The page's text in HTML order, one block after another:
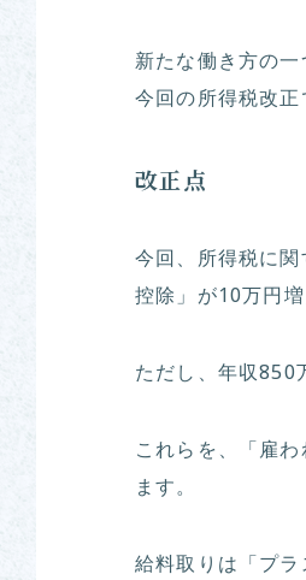
新たな働き方の一
今回の所得税改
改正点
今回、所得税に
控除」が10万円増
ただし、年収850
これらを、「雇
ます。
給料取りは「プラ